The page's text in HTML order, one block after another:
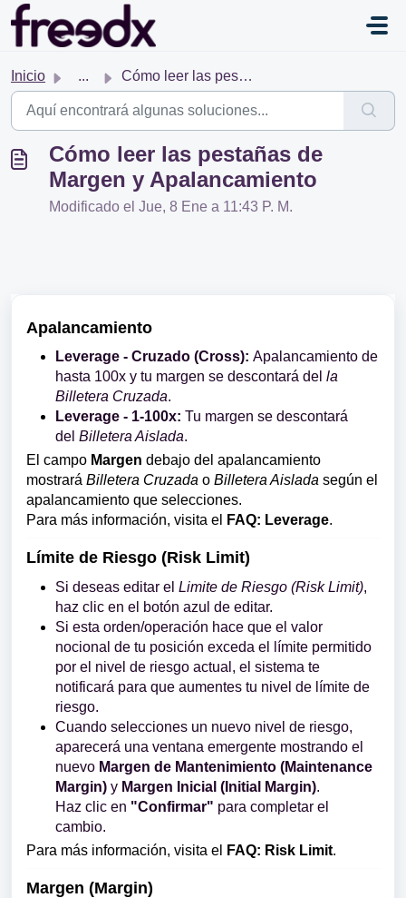
Saltar al contenido principal
Inicio ... Cómo leer las pestañas de Margen y Apalancamiento
Cómo leer las pestañas de
Margen y Apalancamiento
Modificado el Jue, 8 Ene a 11:43 P. M.
Apalancamiento
Leverage - Cruzado (Cross): Apalancamiento de
hasta 100x y tu margen se descontará del la
Billetera Cruzada.
Leverage - 1-100x: Tu margen se descontará
del Billetera Aislada.
El campo Margen debajo del apalancamiento
mostrará Billetera Cruzada o Billetera Aislada según el
apalancamiento que selecciones.
Para más información, visita el
FAQ: Leverage.
Límite de Riesgo (Risk Limit)
Si deseas editar el Limite de Riesgo (Risk Limit),
haz clic en el botón azul de editar.
Si esta orden/operación hace que el valor
nocional de tu posición exceda el límite permitido
por el nivel de riesgo actual, el sistema te
notificará para que aumentes tu nivel de límite de
riesgo.
Cuando selecciones un nuevo nivel de riesgo,
aparecerá una ventana emergente mostrando el
nuevo Margen de Mantenimiento (Maintenance
Margin) y Margen Inicial (Initial Margin).
Haz clic en "Confirmar" para completar el
cambio.
Para más información, visita el
FAQ: Risk Limit.
Margen (Margin)